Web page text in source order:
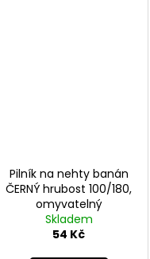
Pilník na nehty banán
ČERNÝ hrubost 100/180,
omyvatelný
Skladem
54 Kč